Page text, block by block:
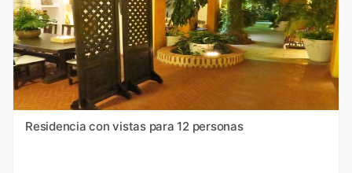
Residencia con vistas para 12 personas